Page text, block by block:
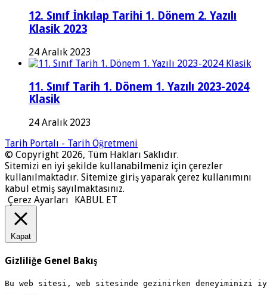
12. Sınıf İnkılap Tarihi 1. Dönem 2. Yazılı
Klasik 2023
24 Aralık 2023
11. Sınıf Tarih 1. Dönem 1. Yazılı 2023-2024
Klasik
24 Aralık 2023
Tarih Portalı - Tarih Öğretmeni
© Copyright 2026, Tüm Hakları Saklıdır.
Sitemizi en iyi şekilde kullanabilmeniz için çerezler
kullanılmaktadır. Sitemize giriş yaparak çerez kullanımını
kabul etmiş sayılmaktasınız.
Çerez Ayarları
KABUL ET
Kapat
Gizliliğe Genel Bakış
Bu web sitesi, web sitesinde gezinirken deneyiminizi